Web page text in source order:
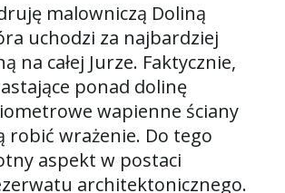
malowniczą Doliną
uchodzi za najbardziej
na całej Jurze. Faktycznie,
ponad dolinę
wapienne ściany
robić wrażenie. Do tego
aspekt w postaci
architektonicznego.